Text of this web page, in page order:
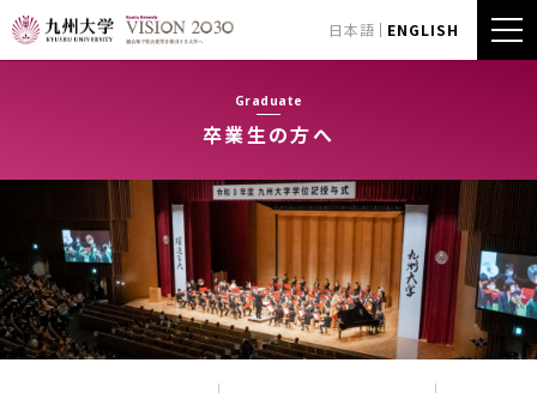
日本語 ENGLISH
Graduate
卒業生の方へ